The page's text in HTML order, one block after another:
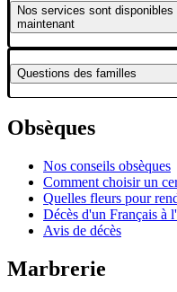
Nos services sont disponibles
maintenant
Questions des familles
Obsèques
Nos conseils obsèques
Comment choisir un
Quelles fleurs pour
Décès d'un Français à
Avis de décès
Marbrerie